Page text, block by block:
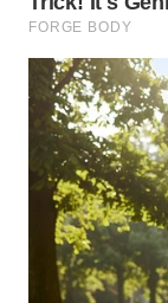
Com 21 anos
unidades
atendem por
mulheres,
abrir uma
preciso